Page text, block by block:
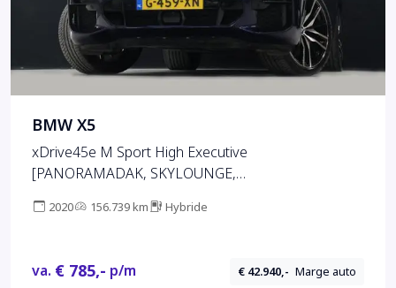
BMW X5
xDrive45e M Sport High Executive
[PANORAMADAK, SKYLOUNGE,
ADAPTIVE LED, APPLE CARPLAY, ANDROID,
CAMERA
2020 156.739 km Hybride
va. € 785,- p/m € 42.940,- Marge auto